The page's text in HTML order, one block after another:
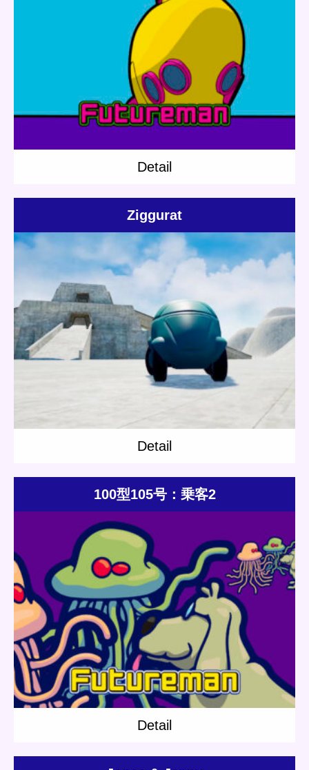
Update:
Others Short story Mushroom Robo
Detail
Ziggurat
2021.10.23
Category: Others Short story Episode01
Detail
Detail
100型105号：乗客2
Update:2021.04.25
Category:Others Rap Short story Sinsaibashi Station
Detail
Detail